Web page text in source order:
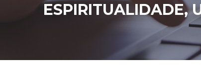
ESPIRITUALIDADE,